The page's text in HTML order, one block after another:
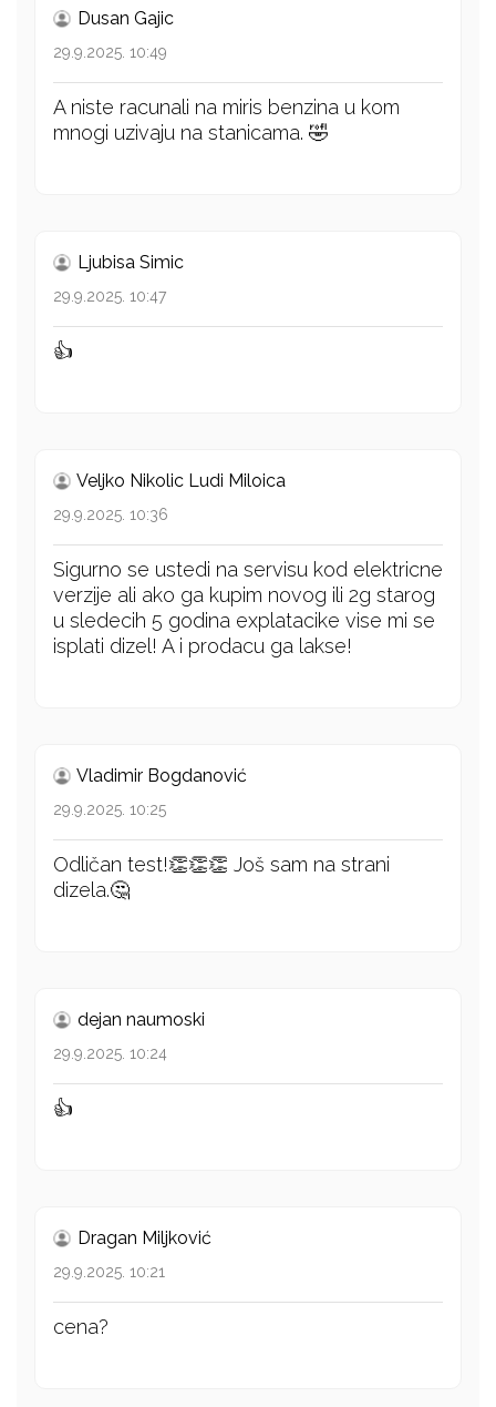
Dusan Gajic
29.9.2025. 10:49
A niste racunali na miris benzina u kom
mnogi uzivaju na stanicama. 🤣
Ljubisa Simic
29.9.2025. 10:47
👍
Veljko Nikolic Ludi Miloica
29.9.2025. 10:36
Sigurno se ustedi na servisu kod elektricne
verzije ali ako ga kupim novog ili 2g starog
u sledecih 5 godina explatacike vise mi se
isplati dizel! A i prodacu ga lakse!
Vladimir Bogdanović
29.9.2025. 10:25
Odličan test!👏👏👏 Još sam na strani
dizela.🤔
dejan naumoski
29.9.2025. 10:24
👍
Dragan Miljković
29.9.2025. 10:21
cena?